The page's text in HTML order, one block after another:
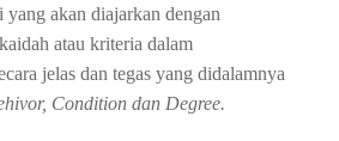
yang akan diajarkan dengan
atau kriteria dalam
jelas dan tegas yang didalamnya
Condition dan Degree.